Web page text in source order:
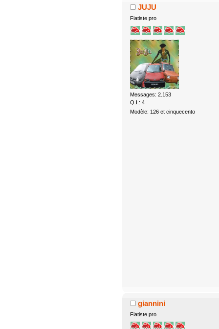
JUJU
Fiatiste pro
Messages: 2.153
Q.I.: 4
Modèle: 126 et cinquecento
giannini
Fiatiste pro